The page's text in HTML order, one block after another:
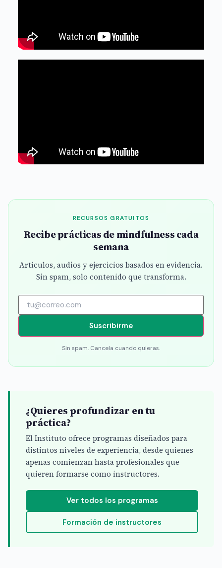
RECURSOS GRATUITOS
Recibe prácticas de mindfulness cada
semana
Artículos, audios y ejercicios basados en evidencia.
Sin spam, solo contenido que transforma.
Suscribirme
Sin spam. Cancela cuando quieras.
¿Quieres profundizar en tu
práctica?
El Instituto ofrece programas diseñados para
distintos niveles de experiencia, desde quienes
apenas comienzan hasta profesionales que
quieren formarse como instructores.
Ver todos los programas
Formación de instructores